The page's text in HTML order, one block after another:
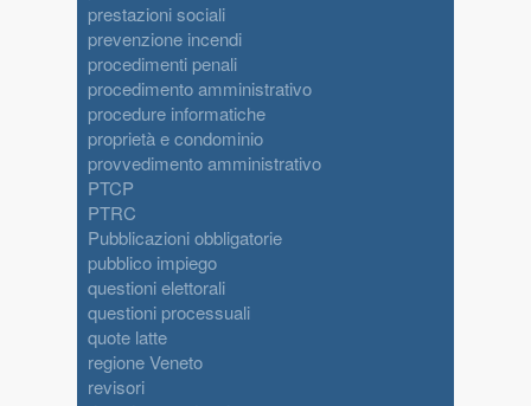
prestazioni sociali
prevenzione incendi
procedimenti penali
procedimento amministrativo
procedure informatiche
proprietà e condominio
provvedimento amministrativo
PTCP
PTRC
Pubblicazioni obbligatorie
pubblico impiego
questioni elettorali
questioni processuali
quote latte
regione Veneto
revisori